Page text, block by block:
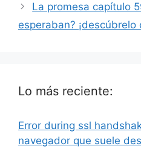
La promesa capítulo
esperaban?
Lo más reciente:
Error during ssl
navegador que suele